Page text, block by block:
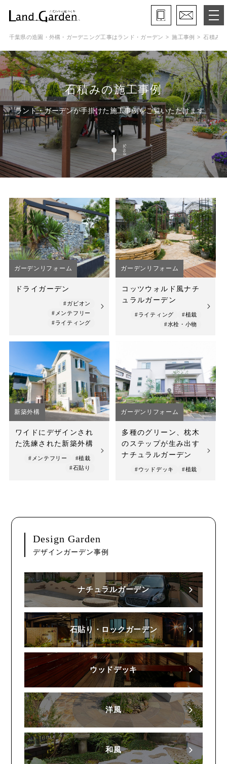
ランド・ガーデンとは
モデルガーデン
施工事例
保証と約束・ご理解いただきたい事
施工の流れ
よくある質問
会社概要
店舗案内
スタッフ紹介
プライバシーポリシー
サイトマップ
千葉県の造園・外構・ガーデニング工事はランド・ガーデン 施工事例 石積み
石積みの施工事例
ランド・ガーデンが手掛けた施工事例をご覧いただけます
Scroll
ガーデンリフォーム
ドライガーデン
#ガビオン
#メンテフリー
#ライティング
ガーデンリフォーム
コッツウォルド風ナチ
ュラルガーデン
#ライティング
#植栽
#水栓・小物
新築外構
ワイドにデザインされ
た洗練された新築外構
#メンテフリー
#植栽
#石貼り
ガーデンリフォーム
多種のグリーン、枕木
のステップが生み出す
ナチュラルガーデン
#ウッドデッキ #植栽
Design Garden
デザインガーデン事例
ナチュラルガーデン
石貼り・ロックガーデン
ウッドデッキ
洋風
和風